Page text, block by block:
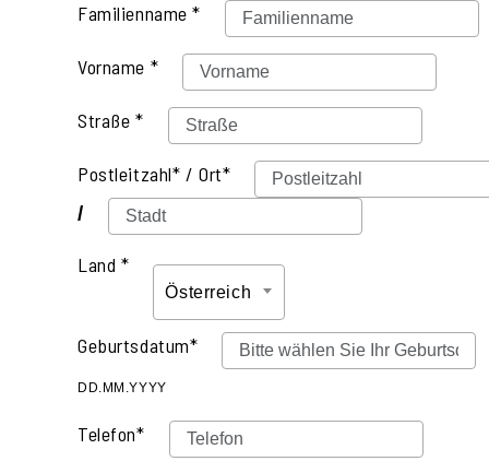
Familienname *
Vorname *
Straße *
Postleitzahl* / Ort*
/
Land *
Österreich
Geburtsdatum*
DD.MM.YYYY
Telefon*